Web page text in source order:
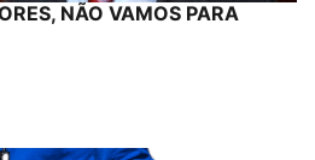
NÃO VAMOS PARA